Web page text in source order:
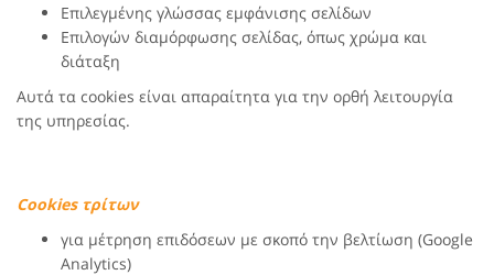
Επιλεγμένης γλώσσας εμφάνισης σελίδων
Επιλογών διαμόρφωσης σελίδας, όπως χρώμα και
διάταξη
Αυτά τα cookies είναι απαραίτητα για την ορθή λειτουργία
της υπηρεσίας.
Cookies τρίτων
για μέτρηση επιδόσεων με σκοπό την βελτίωση (Google
Analytics)